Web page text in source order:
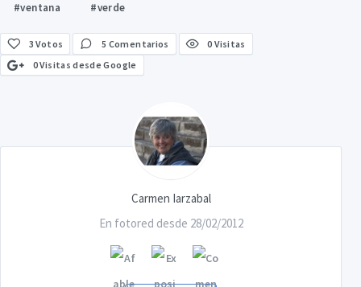
#ventana #verde
3 Votos 5 Comentarios
0 Visitas
0 Visitas desde Google
Carmen Iarzabal
En fotored desde 28/02/2012